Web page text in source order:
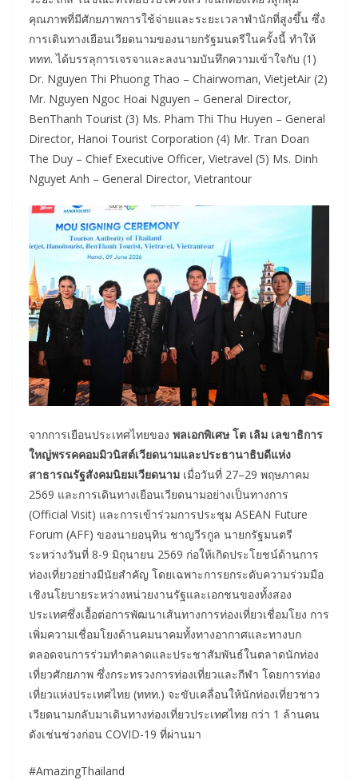
คุณภาพที่มีศักยภาพการใช้จ่ายและระยะเวลาพำนักที่สูงขึ้น ซึ่ง
การเดินทางเยือนเวียดนามของนายกรัฐมนตรีในครั้งนี้ ทำให้
ททท. ได้บรรลุการเจรจาและลงนามบันทึกความเข้าใจกับ (1)
Dr. Nguyen Thi Phuong Thao – Chairwoman, VietjetAir (2)
Mr. Nguyen Ngoc Hoai Nguyen – General Director,
BenThanh Tourist (3) Ms. Pham Thi Thu Huyen – General
Director, Hanoi Tourist Corporation (4) Mr. Tran Doan
The Duy – Chief Executive Officer, Vietravel (5) Ms. Dinh
Nguyet Anh – General Director, Vietrantour
จากการเยือนประเทศไทยของ พลเอกพิเศษ โต เลิม เลขาธิการ
ใหญ่พรรคคอมมิวนิสต์เวียดนามและประธานาธิบดีแห่ง
สาธารณรัฐสังคมนิยมเวียดนาม เมื่อวันที่ 27–29 พฤษภาคม
2569 และการเดินทางเยือนเวียดนามอย่างเป็นทางการ
(Official Visit) และการเข้าร่วมการประชุม ASEAN Future
Forum (AFF) ของนายอนุทิน ชาญวีรกูล นายกรัฐมนตรี
ระหว่างวันที่ 8-9 มิถุนายน 2569 ก่อให้เกิดประโยชน์ด้านการ
ท่องเที่ยวอย่างมีนัยสำคัญ โดยเฉพาะการยกระดับความร่วมมือ
เชิงนโยบายระหว่างหน่วยงานรัฐและเอกชนของทั้งสอง
ประเทศซึ่งเอื้อต่อการพัฒนาเส้นทางการท่องเที่ยวเชื่อมโยง การ
เพิ่มความเชื่อมโยงด้านคมนาคมทั้งทางอากาศและทางบก
ตลอดจนการร่วมทำตลาดและประชาสัมพันธ์ในตลาดนักท่อง
เที่ยวศักยภาพ ซึ่งกระทรวงการท่องเที่ยวและกีฬา โดยการท่อง
เที่ยวแห่งประเทศไทย (ททท.) จะขับเคลื่อนให้นักท่องเที่ยวชาว
เวียดนามกลับมาเดินทางท่องเที่ยวประเทศไทย กว่า 1 ล้านคน
ดังเช่นช่วงก่อน COVID-19 ที่ผ่านมา
#AmazingThailand